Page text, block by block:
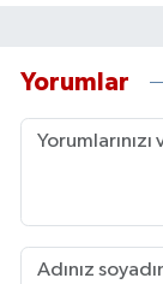
Yorumlar